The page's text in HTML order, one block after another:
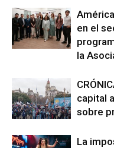
en el
la
capital
sobre
La